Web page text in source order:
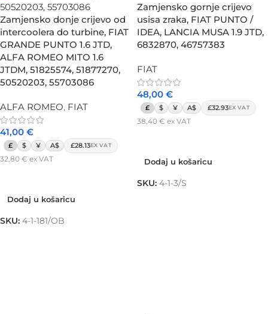
Zamjensko donje crijevo od
intercoolera do turbine, FIAT
GRANDE PUNTO 1.6 JTD,
ALFA ROMEO MITO 1.6
JTDM, 51825574, 51877270,
50520203, 55703086
ALFA ROMEO, FIAT
41,00 €
£ $ ¥ A$ £28.13EX VAT
32,80 € ex VAT
Dodaj u košaricu
SKU: 4-1-181/OB
Zamjensko gornje crijevo
usisa zraka, FIAT PUNTO /
IDEA, LANCIA MUSA 1.9 JTD,
6832870, 46757383
FIAT
48,00 €
£ $ ¥ A$ £32.93EX VAT
38,40 € ex VAT
Dodaj u košaricu
SKU: 4-1-3/S